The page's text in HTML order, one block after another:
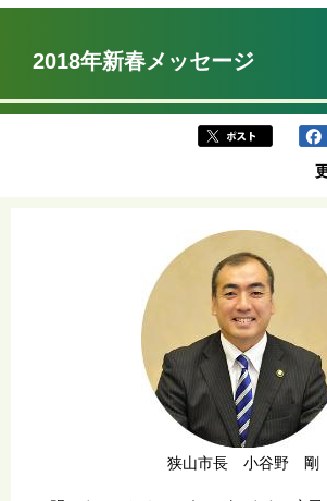
か
2018年新春メッセージ
狭山市長 小谷野 剛